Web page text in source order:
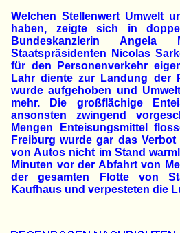
Welchen Stellenwert Umwelt
haben, zeigte sich in
Bundeskanzlerin
Staatspräsidenten Nicolas
für den Personenverkehr
Lahr diente zur Landung der
wurde aufgehoben und
mehr. Die großflächige
ansonsten zwingend
Mengen Enteisungsmittel
Freiburg wurde gar das
von Autos nicht im Stand
Minuten vor der Abfahrt von
der gesamten Flotte von
Kaufhaus und verpesteten die